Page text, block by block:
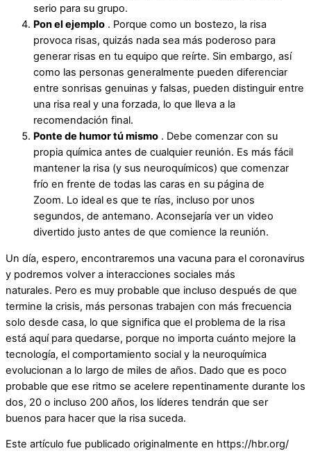
serio para su grupo.
Pon el ejemplo . Porque como un bostezo, la risa
provoca risas, quizás nada sea más poderoso para
generar risas en tu equipo que reírte. Sin embargo, así
como las personas generalmente pueden diferenciar
entre sonrisas genuinas y falsas, pueden distinguir entre
una risa real y una forzada, lo que lleva a la
recomendación final.
Ponte de humor tú mismo . Debe comenzar con su
propia química antes de cualquier reunión. Es más fácil
mantener la risa (y sus neuroquímicos) que comenzar
frío en frente de todas las caras en su página de
Zoom. Lo ideal es que te rías, incluso por unos
segundos, de antemano. Aconsejaría ver un video
divertido justo antes de que comience la reunión.
Un día, espero, encontraremos una vacuna para el coronavirus
y podremos volver a interacciones sociales más
naturales. Pero es muy probable que incluso después de que
termine la crisis, más personas trabajen con más frecuencia
solo desde casa, lo que significa que el problema de la risa
está aquí para quedarse, porque no importa cuánto mejore la
tecnología, el comportamiento social y la neuroquímica
evolucionan a lo largo de miles de años. Dado que es poco
probable que ese ritmo se acelere repentinamente durante los
dos, 20 o incluso 200 años, los líderes tendrán que ser
buenos para hacer que la risa suceda.
Este artículo fue publicado originalmente en https://hbr.org/